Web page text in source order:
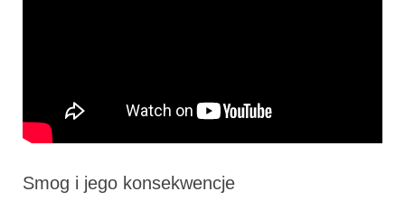
Smog i jego konsekwencje